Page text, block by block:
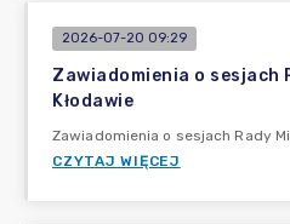
2026-07-20 09:29
Zawiadomienia o sesjach
Kłodawie
Zawiadomienia o sesjach Rady
CZYTAJ WIĘCEJ